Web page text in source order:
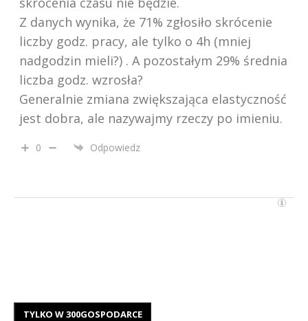
Z danych wynika, że 71% zgłosiło skrócenie
liczby godz. pracy, ale tylko o 4h (mniej
nadgodzin mieli?) . A pozostałym 29% średnia
liczba godz. wzrosła?
Generalnie zmiana zwiększająca elastyczność
jest dobra, ale nazywajmy rzeczy po imieniu.
0 Odpowiedz
TYLKO W 300GOSPODARCE